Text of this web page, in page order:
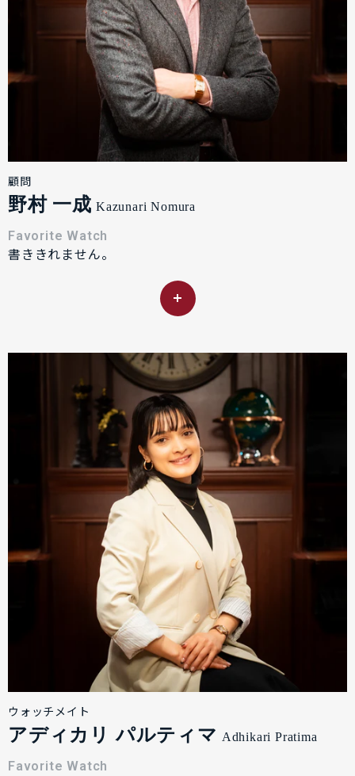
顧問
野村 一成 Kazunari Nomura
Favorite Watch
書ききれません。
ウォッチメイト
アディカリ パルティマ Adhikari Pratima
Favorite Watch